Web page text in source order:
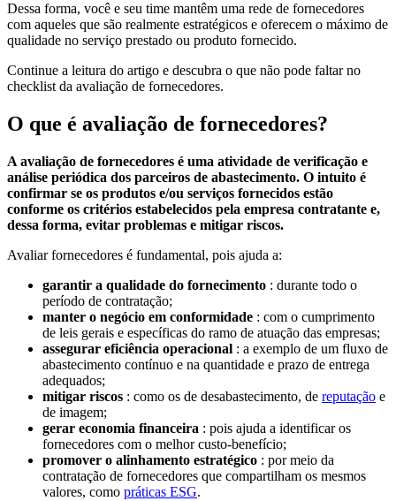
Dessa forma, você e seu time mantêm uma rede de fornecedores
com aqueles que são realmente estratégicos e oferecem o máximo de
qualidade no serviço prestado ou produto fornecido.
Continue a leitura do artigo e descubra o que não pode faltar no
checklist da avaliação de fornecedores.
O que é avaliação de fornecedores?
A avaliação de fornecedores é uma atividade de verificação e
análise periódica dos parceiros de abastecimento. O intuito é
confirmar se os produtos e/ou serviços fornecidos estão
conforme os critérios estabelecidos pela empresa contratante e,
dessa forma, evitar problemas e mitigar riscos.
Avaliar fornecedores é fundamental, pois ajuda a:
garantir a qualidade do fornecimento : durante todo o
período de contratação;
manter o negócio em conformidade : com o cumprimento
de leis gerais e específicas do ramo de atuação das empresas;
assegurar eficiência operacional : a exemplo de um fluxo de
abastecimento contínuo e na quantidade e prazo de entrega
adequados;
mitigar riscos : como os de desabastecimento, de reputação e
de imagem;
gerar economia financeira : pois ajuda a identificar os
fornecedores com o melhor custo-benefício;
promover o alinhamento estratégico : por meio da
contratação de fornecedores que compartilham os mesmos
valores, como práticas ESG.